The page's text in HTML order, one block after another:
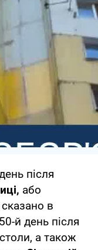
після
або
в
й день після
а також